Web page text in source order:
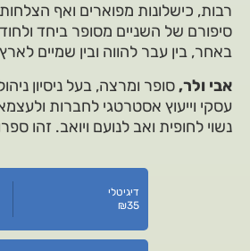
רבות, כישלונות מפוארים ואף
סיפורם של השניים מסופר ביחד
באחר, בין עבר להווה ובין שמיים
אבי ולר,סופר ומרצה, בעל ניסיון
עסקי וייעוץ אסטרטגי לחברות
נשוי לחופית ואב לנועם ויואב. זהו
דיגיטלי
₪35